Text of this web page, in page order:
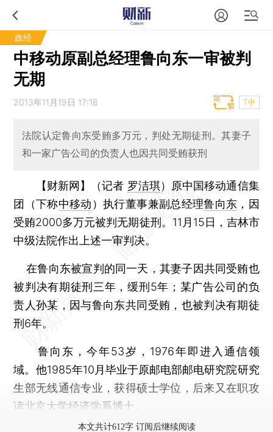
政经
中移动原副总经理鲁向东一审被判
无期
2013年11月19日 17:18 T中
法院认定鲁向东受贿多万元，判处无期徒刑。其妻子
和一家广告公司的负责人也因共同受贿获刑
【财新网】（记者 罗洁琪） 原中国移动通信集
团（下称中移动 ）执行董事兼副总经理鲁向东 ，因
受贿2000多万元被判无期徒刑。11月15日，吉林市
中级法院作出上述一审判决。
在鲁向东被宣判的同一天，其妻子因共同受贿也
被判决有期徒刑三年，缓刑5年；某广告公司的负
责人孙某，因与鲁向东共同受贿，也被判决有期徒
刑6年。
鲁向东，今年53岁，1976年即进入通信领
域。他1985年10月毕业于原邮电部邮电研究院研究
生部无线通信专业，获得硕士学位，后来又在职攻
读北京大学经济学系博士。
本文共计612字 订阅后继续阅读